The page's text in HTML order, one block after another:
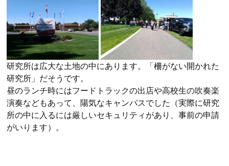
研究所は広大な土地の中にあります。「柵がない開かれた
研究所」だそうです。
昼のランチ時にはフードトラックの出店や高校生の吹奏楽
演奏などもあって、陽気なキャンパスでした（実際に研究
所の中に入るには厳しいセキュリティがあり、事前の申請
がいります）。